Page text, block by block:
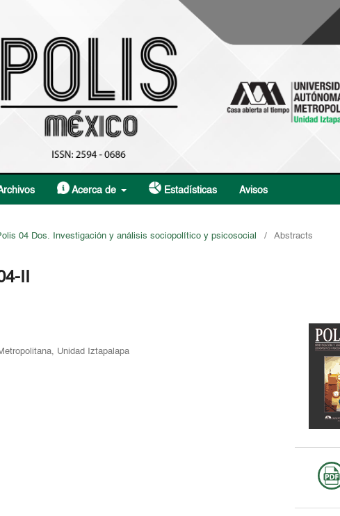
Acerca de Estadísticas Avisos
04 Dos. Investigación y análisis sociopolítico y psicosocial / Abstracts
II
Unidad Iztapalapa